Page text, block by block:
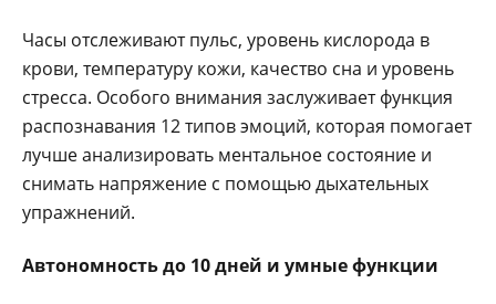
Часы отслеживают пульс, уровень кислорода в
крови, температуру кожи, качество сна и уровень
стресса. Особого внимания заслуживает функция
распознавания 12 типов эмоций, которая помогает
лучше анализировать ментальное состояние и
снимать напряжение с помощью дыхательных
упражнений.
Автономность до 10 дней и умные функции